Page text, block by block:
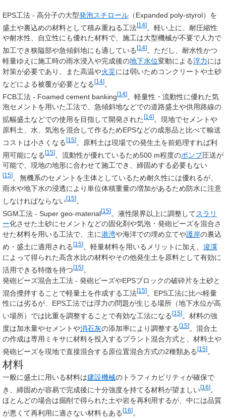
EPS工法 - 高分子の大型発泡スチロール （Expanded poly-styrol）を
盛土や裏込めの材料として積み重ねる工法[14]。軽い上に、耐圧縮性
や耐水性、自立性にも優れた材料で、施工は大型機械が不要で人力で
加工でき狭隘部や急傾斜地にも適している [14] 。ただし、耐水性かつ
軽量ゆえに施工時の雨水浸入や完成後の地下水位変動による浮力には
対策が必要であり、また高温や火災には弱いためコンクリートや土砂
などによる被覆が必要となる[14]。
FCB工法 - Foamed cement banking[14]。軽量性・流動性に優れた気
泡セメントを用いた工法で、急傾斜地などでの道路盛土や供用路線の
拡幅盛土などでの使用を目指して開発された [14] 。現地でセメントや
原料土、水、気泡を混合して作るためEPSなどの成形品と比べて輸送
コストは小さくなる[15]。原料土は現場での発生土を前処理すれば利
用可能になる[15]。流動性が優れているため500 m程度のポンプ圧送が
可能で、現地の地形に合わせて施工でき、締固めする必要もない
[15] 。無機系のセメントを主体としているため耐久性には優れるが、
雨水や地下水の浸透により単位体積重量の増加があるため防水に注意
しなければならない[15]。
SGM工法 - Super geo-material[15]。液性限界以上に調整してスラリ
ー化させた土砂にセメントなどの固化剤や気泡・発砲ビーズを混合さ
せた材料を用いる工法で、主に港湾や海洋での埋め立てや護岸の裏込
め・盛土に適用される [15] 。軽量材料を用いるメリットに加え、 浚渫
によって得られた高含水比の材料やその他発生土を原料として有効に
活用できる特徴を持つ[15]。
発砲ビーズ混合土工法 - 発砲ビーズやEPSブロックの破砕片を土砂と
混合攪拌することで軽量土を作成する工法[15]。EPS工法に比べ軽量
性には劣るが、EPS工法では浮力の問題が生じる場所（地下水位が高
い場所）では比重を調整することで有効な工法になる [15] 。材料の強
度は加水量やセメントや消石灰の添加率により調整する[15]。混合土
の作成は専用ミキサに材料を投入するプラント混合方式と、材料土や
発砲ビーズを現地で直接混合する原位置混合方式の2種類ある[15]
材料
一般に盛土に用いる材料は建設機械のトラフィカビリティが確保で
き、締固めが容易で完成後に十分強度を持てる材料が望ましい[16] 。
ほとんどの場合は掘削で得られた土や岩を再利用するが、中には品質
が悪くて再利用に適さない材料もある[16]。